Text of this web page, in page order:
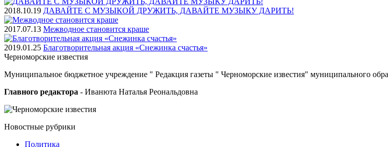
2018.10.19 ДАВАЙТЕ С МУЗЫКОЙ ДРУЖИТЬ, ДАВАЙТЕ МУЗЫКУ ДАРИТЬ!
2017.07.13 Межводное становится краше
2019.01.25 Благотворительная акция «Снежинка счастья»
Черноморские известия
Муниципальное бюджетное учреждение " Редакция газеты " Черноморские известия" муниципального
Главного редактора - Иванюта Наталья Реональдовна
Новостные рубрики
Политика